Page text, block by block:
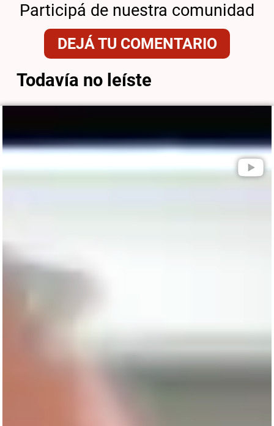
Participá de nuestra comunidad
DEJÁ TU COMENTARIO
Todavía no leíste